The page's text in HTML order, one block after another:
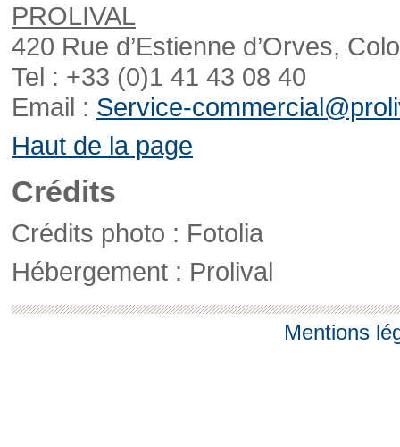
PROLIVAL
420 Rue d’Estienne d’Orves,
Tel : +33 (0)1 41 43 08 40
Email : Service-
Haut de la page
Crédits
Crédits photo : Fotolia
Hébergement : Prolival
Mentions